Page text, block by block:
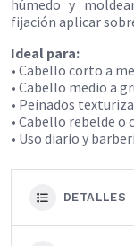
húmedo y
fijación aplicar
Ideal para:
• Cabello corto a
• Cabello medio a
• Peinados
• Cabello rebelde o
• Uso diario y
DETALLES